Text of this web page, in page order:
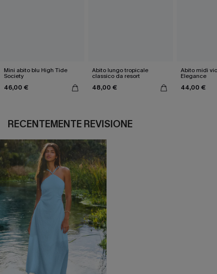
Mini abito blu High Tide
Society
46,00 €
Abito lungo tropicale
classico da resort
48,00 €
Abito midi
Elegance
44,00 €
RECENTEMENTE REVISIONE